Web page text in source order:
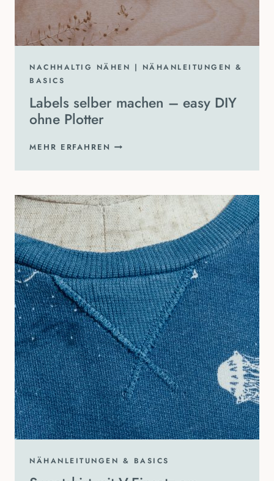
NACHHALTIG NÄHEN | NÄHANLEITUNGEN &
BASICS
Labels selber machen – easy DIY
ohne Plotter
MEHR ERFAHREN LABELS
MACHEN
EASY
DIY
OHNE
PLOTTER
NÄHANLEITUNGEN & BASICS